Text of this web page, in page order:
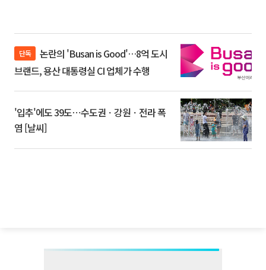
단독
브랜드, 용산 대통령실 CI 업체가 수행
'입추'에도 39도⋯수도권ㆍ강원ㆍ전라 폭
염 [날씨]